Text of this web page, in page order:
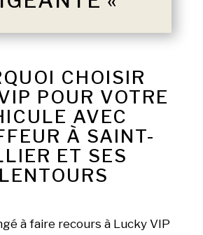
CHOISIR
POUR VOTRE
AVEC
À SAINT-
ET SES
à faire recours à Lucky VIP